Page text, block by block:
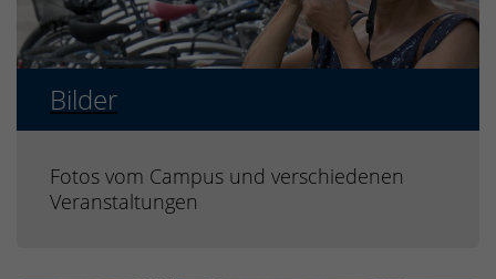
Bilder
Fotos vom Campus und verschiedenen
Veranstaltungen